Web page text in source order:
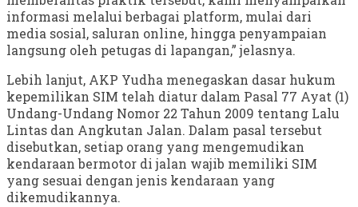
informasi melalui berbagai platform, mulai dari
media sosial, saluran online, hingga penyampaian
langsung oleh petugas di lapangan,” jelasnya.
Lebih lanjut, AKP Yudha menegaskan dasar hukum
kepemilikan SIM telah diatur dalam Pasal 77 Ayat (1)
Undang-Undang Nomor 22 Tahun 2009 tentang Lalu
Lintas dan Angkutan Jalan. Dalam pasal tersebut
disebutkan, setiap orang yang mengemudikan
kendaraan bermotor di jalan wajib memiliki SIM
yang sesuai dengan jenis kendaraan yang
dikemudikannya.